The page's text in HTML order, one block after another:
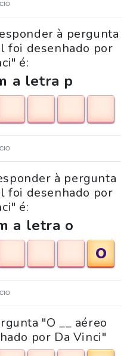
à pergunta
foi desenhado por
é:
a letra p
à pergunta
foi desenhado por
é:
a letra o
O
"O __ aéreo
por Da Vinci"